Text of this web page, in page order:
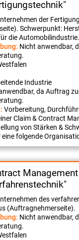
der
Schwerpunkt:
die Automobilindustrie.
Nicht anwendbar,
Industrie
da Auftrag
Vorbereitung,
Claim & Contract
von Stärken &
folgende
des
(Auftragnehmerseite).
Nicht anwendbar,